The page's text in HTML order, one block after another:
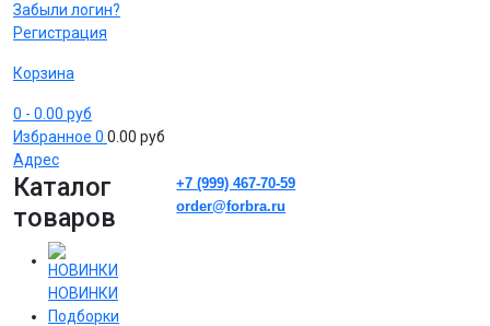
Забыли логин?
Регистрация
Корзина
0 - 0.00 руб
Избранное 0 0.00 руб
Адрес
Каталог
товаров
НОВИНКИ
Подборки
+7 (999) 467-70-59
order@forbra.ru